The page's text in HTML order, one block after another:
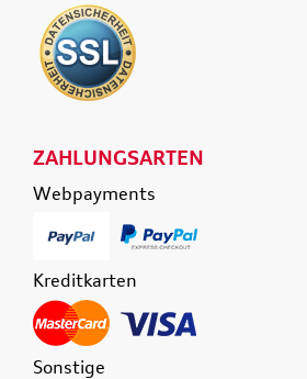
ZAHLUNGSARTEN
Webpayments
Kreditkarten
Sonstige